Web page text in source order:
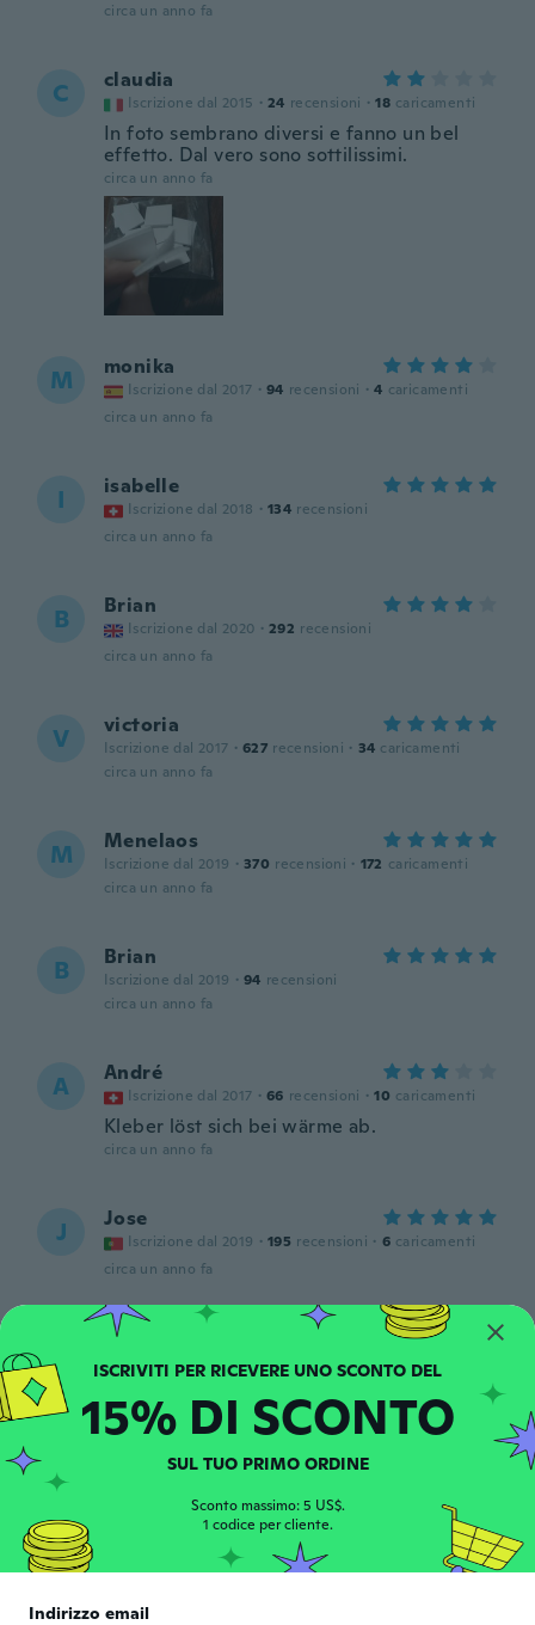
circa un anno fa
C claudia
Iscrizione dal 2015 · 24 recensioni · 18 caricamenti
In foto sembrano diversi e fanno un bel
effetto. Dal vero sono sottilissimi.
circa un anno fa
M monika
Iscrizione dal 2017 · 94 recensioni · 4 caricamenti
circa un anno fa
I isabelle
Iscrizione dal 2018 · 134 recensioni
circa un anno fa
B Brian
Iscrizione dal 2020 · 292 recensioni
circa un anno fa
V victoria
Iscrizione dal 2017 · 627 recensioni · 34 caricamenti
circa un anno fa
M Menelaos
Iscrizione dal 2019 · 370 recensioni · 172 caricamenti
circa un anno fa
B Brian
Iscrizione dal 2019 · 94 recensioni
circa un anno fa
A André
Iscrizione dal 2017 · 66 recensioni · 10 caricamenti
Kleber löst sich bei wärme ab.
circa un anno fa
J Jose
Iscrizione dal 2019 · 195 recensioni · 6 caricamenti
circa un anno fa
romina
Iscrizione dal 2018 · 120 recensioni · 1 caricamenti
D
circa un anno fa
Nagy
15% DI SCONTO
SUL TUO PRIMO ORDINE
Sconto massimo: 5 US$.
1 codice per cliente.
Indirizzo email